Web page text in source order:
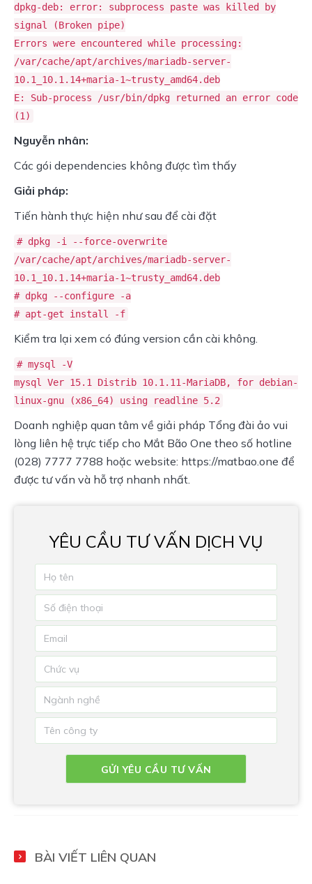
dpkg-deb: error: subprocess paste was killed by
signal (Broken pipe)
Errors were encountered while processing:
/var/cache/apt/archives/mariadb-server-
10.1_10.1.14+maria-1~trusty_amd64.deb
E: Sub-process /usr/bin/dpkg returned an error code
(1)
Nguyễn nhân:
Các gói dependencies không được tìm thấy
Giải pháp:
Tiến hành thực hiện như sau để cài đặt
# dpkg -i --force-overwrite
/var/cache/apt/archives/mariadb-server-
10.1_10.1.14+maria-1~trusty_amd64.deb
# dpkg --configure -a
# apt-get install -f
Kiểm tra lại xem có đúng version cần cài không.
# mysql -V
mysql Ver 15.1 Distrib 10.1.11-MariaDB, for debian-
linux-gnu (x86_64) using readline 5.2
Doanh nghiệp quan tâm về giải pháp Tổng đài ảo vui
lòng liên hệ trực tiếp cho Mắt Bão One theo số hotline
(028) 7777 7788 hoặc website: https://matbao.one để
được tư vấn và hỗ trợ nhanh nhất.
YÊU CẦU TƯ VẤN DỊCH VỤ
BÀI VIẾT LIÊN QUAN